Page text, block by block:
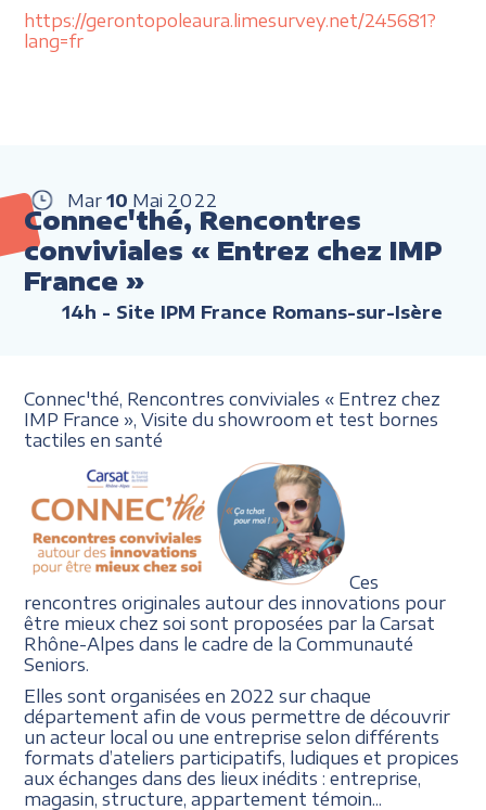
https://gerontopoleaura.limesurvey.net/245681?
lang=fr
Mar 10 Mai 2022
Connec'thé, Rencontres
conviviales « Entrez chez IMP
France »
14h - Site IPM France Romans-sur-Isère
Connec'thé, Rencontres conviviales « Entrez chez
IMP France »,Visite du showroom et test bornes
tactiles en santé
Ces
rencontres originales autour des innovations pour
être mieux chez soi sont proposées par la Carsat
Rhône-Alpes dans le cadre de la Communauté
Seniors.
Elles sont organisées en 2022 sur chaque
département afin de vous permettre de découvrir
un acteur local ou une entreprise selon différents
formats d’ateliers participatifs, ludiques et propices
aux échanges dans des lieux inédits : entreprise,
magasin, structure, appartement témoin...